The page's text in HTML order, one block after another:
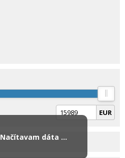
EUR
Načítavam dáta ...